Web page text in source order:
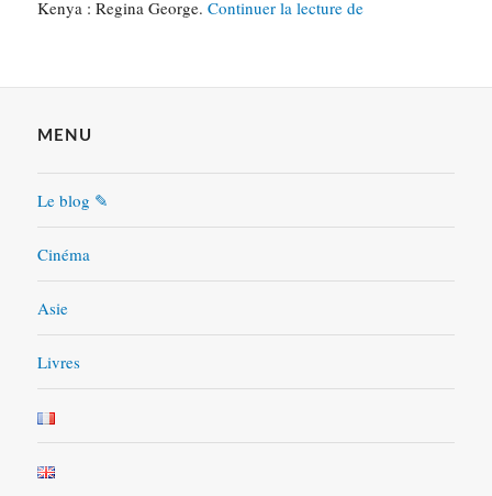
Kenya : Regina George.Continuer la lecture deLolita
:
MENU
Le blog ✎
Cinéma
Asie
Livres